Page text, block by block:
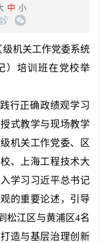
中 小
机关工作党委系统
）培训班在党校举
行正确政绩观学习
式教学与现场教学
机关工作党委、区
、上海工程技术大
学习习近平总书记
的重要论述，引导
松江区与黄浦区4名
造与基层治理创新